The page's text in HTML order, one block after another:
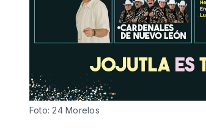
Foto: 24 Morelos